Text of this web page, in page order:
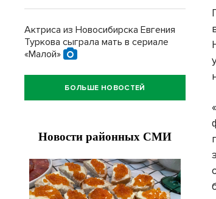
Актриса из Новосибирска Евгения
Туркова сыграла мать в сериале
«Малой»
БОЛЬШЕ НОВОСТЕЙ